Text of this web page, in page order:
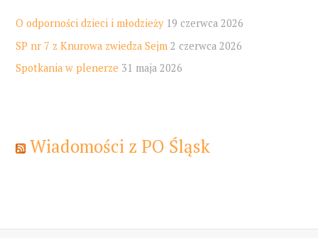
O odporności dzieci i młodzieży 19 czerwca 2026
SP nr 7 z Knurowa zwiedza Sejm 2 czerwca 2026
Spotkania w plenerze 31 maja 2026
Wiadomości z PO Śląsk